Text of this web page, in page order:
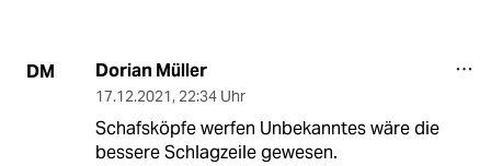
DM Dorian Müller
17.12.2021, 22:34 Uhr
Schafsköpfe werfen Unbekanntes wäre die
bessere Schlagzeile gewesen.